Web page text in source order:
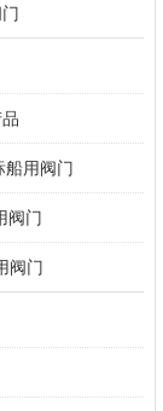
船用阀门
阀门
阀门